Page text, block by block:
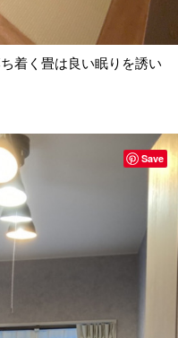
着く畳は良い眠りを誘い
Save